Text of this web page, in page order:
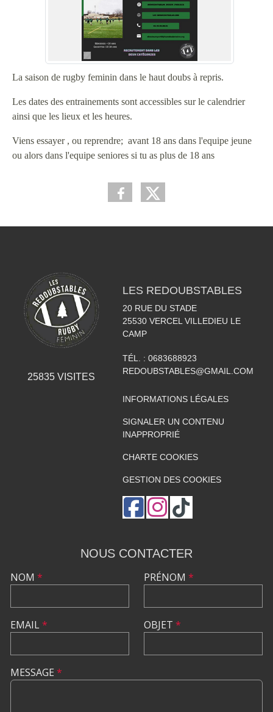
La saison de rugby feminin dans le haut doubs à repris.
Les dates des entrainements sont accessibles sur le calendrier
ainsi que les lieux et les heures.
Viens essayer , ou reprendre; avant 18 ans dans l'equipe jeune
ou alors dans l'equipe seniores si tu as plus de 18 ans
25835VISITES
LES REDOUBSTABLES
20 RUE DU STADE
25530 VERCEL VILLEDIEU LE
CAMP
TÉL. : 0683688923
REDOUBSTABLES@GMAIL.COM
INFORMATIONS LÉGALES
SIGNALER UN CONTENU
INAPPROPRIÉ
CHARTE COOKIES
GESTION DES COOKIES
NOUS CONTACTER
NOM *
EMAIL*
PRÉNOM *
OBJET *
MESSAGE *